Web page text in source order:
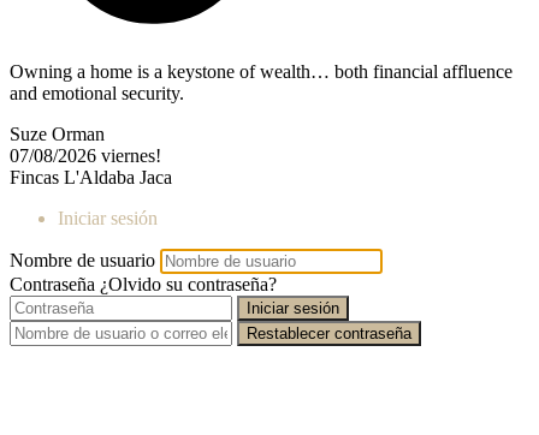
Owning a home is a keystone of wealth… both financial affluence
and emotional security.
Suze Orman
07/08/2026 viernes!
Fincas L'Aldaba Jaca
Iniciar sesión
Nombre de usuario
Contraseña ¿Olvido su contraseña?
Iniciar sesión
Restablecer contraseña